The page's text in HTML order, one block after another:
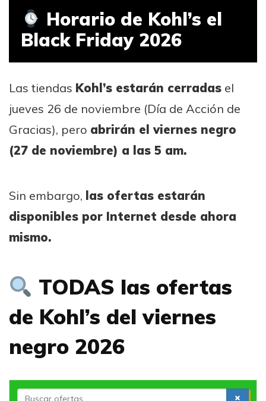
Horario de Kohl’s el
Black Friday 2026
Las tiendas Kohl’s estarán cerradas el
jueves 26 de noviembre (Día de Acción de
Gracias), pero abrirán el viernes negro
(27 de noviembre) a las 5 am.
Sin embargo, las ofertas estarán
disponibles por Internet desde ahora
mismo.
TODAS las ofertas
de Kohl’s del viernes
negro 2026